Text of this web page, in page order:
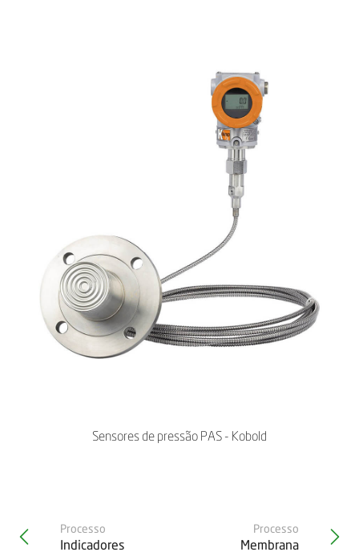
Sensores de pressão PAS - Kobold
Processo
Indicadores
Processo
Membrana